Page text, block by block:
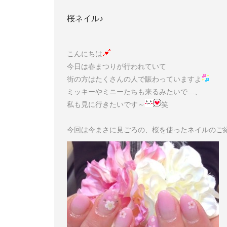
桜ネイル♪
こんにちは
今日は春まつりが行われていて
街の方はたくさんの人で賑わっていますよ
ミッキーやミニーたちも来るみたいで…、
私も見に行きたいです～
笑
今回は今まさに見ごろの、桜を使ったネイルのご